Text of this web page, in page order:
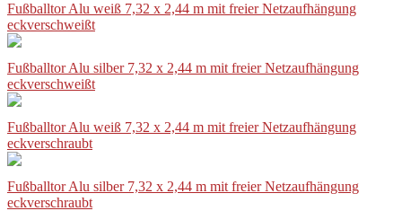
Fußballtor Alu weiß 7,32 x 2,44 m mit freier Netzaufhängung
eckverschweißt
Fußballtor Alu silber 7,32 x 2,44 m mit freier Netzaufhängung
eckverschweißt
Fußballtor Alu weiß 7,32 x 2,44 m mit freier Netzaufhängung
eckverschraubt
Fußballtor Alu silber 7,32 x 2,44 m mit freier Netzaufhängung
eckverschraubt